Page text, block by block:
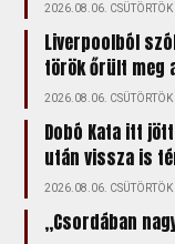
2026.08.06. CSÜTÖRTÖK
Liverpoolból
török őrült meg
2026.08.06. CSÜTÖRTÖK
Dobó Kata itt
után vissza is
2026.08.06. CSÜTÖRTÖK
„Csordában